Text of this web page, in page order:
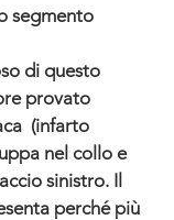
segmento
di questo
provato
(infarto
nel collo e
sinistro. Il
perché più